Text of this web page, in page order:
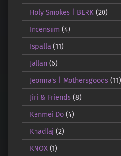
Holy Smokes | BERK(20)
Incensum (4)
Ispalla (11)
Jallan(6)
Jeomra's | Mothersgoods(11)
Jiri & Friends(8)
Kenmei Do(4)
Khadlaj (2)
KNOX(1)